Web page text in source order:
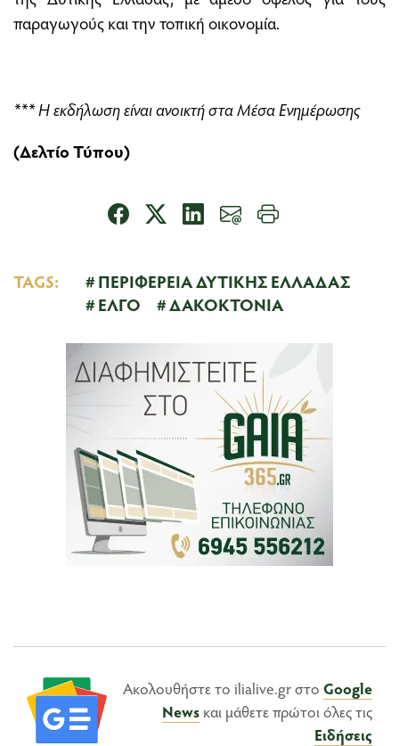
παραγωγούς και την τοπική οικονομία.
*** Η εκδήλωση είναι ανοικτή στα Μέσα Ενημέρωσης
(Δελτίο Τύπου)
TAGS:
ΠΕΡΙΦΕΡΕΙΑ ΔΥΤΙΚΗΣ ΕΛΛΑΔΑΣ
ΕΛΓΟ
ΔΑΚΟΚΤΟΝΙΑ
Ακολουθήστε το ilialive.gr στο Google
News και μάθετε πρώτοι όλες τις
Ειδήσεις